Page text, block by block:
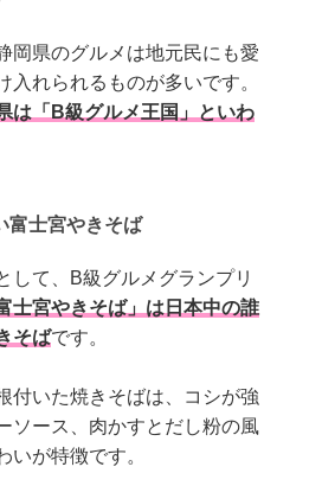
岡県のグルメは地元民にも愛
入れられるものが多いです。
は「B級グルメ王国」といわ
富士宮やきそば
して、B級グルメグランプリ
富士宮やきそば」は日本中の誰
そばです。
付いた焼きそばは、コシが強
ソース、肉かすとだし粉の風
いが特徴です。